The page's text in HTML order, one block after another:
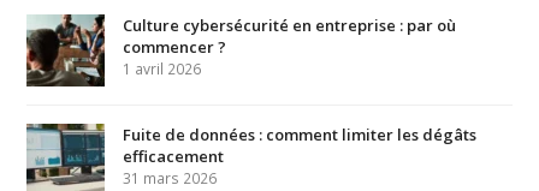
Culture cybersécurité en entreprise : par où
commencer ?
1 avril 2026
Fuite de données : comment limiter les dégâts
efficacement
31 mars 2026